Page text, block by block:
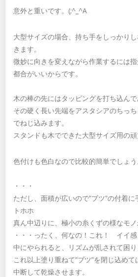
意外と重いです。(;^_^A
大型サイズの場合、持ち手をしっかり
きます。
微妙に向きを変えながら作業するには
都合がいいからです。
木の棒の先にはタッピングを打ち込んで
その硬く長い先端をアスタシアのちっ
でねじ込みます。
スタンドも木でできた大型サイズ用の頑
色付けも色白なので比較的簡単でしょう
・・・
ただし、面積が広いので”ブツ”の付着に
トホホ
真ん中辺りに、極小の糸くずの様なモノ
・・・ったく、何なの！これ！ イイ
中にやられると、リズムが乱されて困り
これ以上塗り重ねて”ブツ”を閉じ込め
中断して乾燥させます。